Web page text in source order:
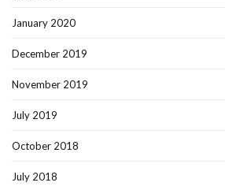
January 2020
December 2019
November 2019
July 2019
October 2018
July 2018